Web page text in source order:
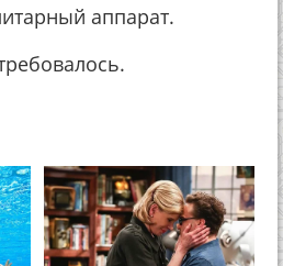
аппарат.